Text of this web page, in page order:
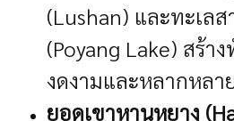
(Lushan) และทะเล
(Poyang Lake) สร้า
งดงามและหลากหลา
ยอดเขาหานหยาง